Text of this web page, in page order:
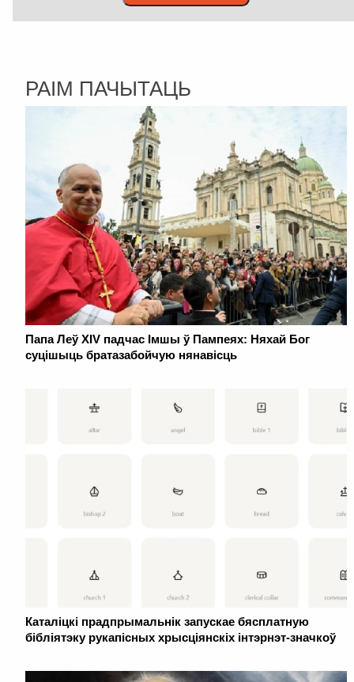
РАІМ ПАЧЫТАЦЬ
Папа Леў XIV падчас Імшы ў Пампеях: Няхай Бог
суцішыць братазабойчую нянавісць
Каталіцкі прадпрымальнік запускае бясплатную
бібліятэку рукапісных хрысціянскіх інтэрнэт-значкоў